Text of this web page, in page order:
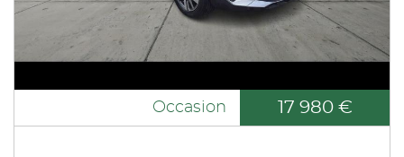
Occasion 17 980 €